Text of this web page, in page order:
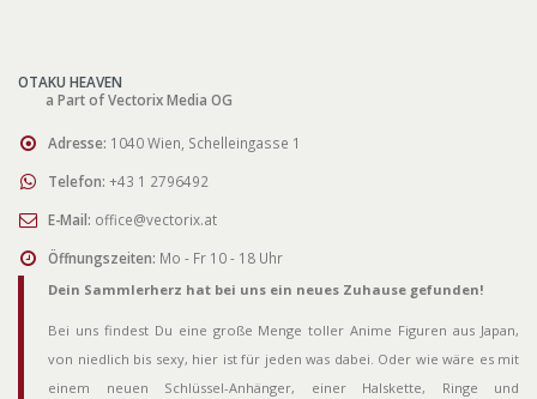
OTAKU HEAVEN
a Part of Vectorix Media OG
Adresse: 1040 Wien, Schelleingasse 1
Telefon: +43 1 2796492
E-Mail: office@vectorix.at
Öffnungszeiten: Mo - Fr 10 - 18 Uhr
Dein Sammlerherz hat bei uns ein neues Zuhause gefunden!
Bei uns findest Du eine große Menge toller Anime Figuren aus Japan,
von niedlich bis sexy, hier ist für jeden was dabei. Oder wie wäre es mit
einem neuen Schlüssel-Anhänger, einer Halskette, Ringe und